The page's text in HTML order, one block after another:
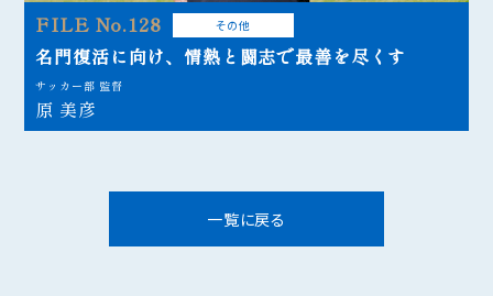
FILE No.128 その他
名門復活に向け、情熱と闘志で最善を尽くす
サッカー部 監督
原 美彦
一覧に戻る